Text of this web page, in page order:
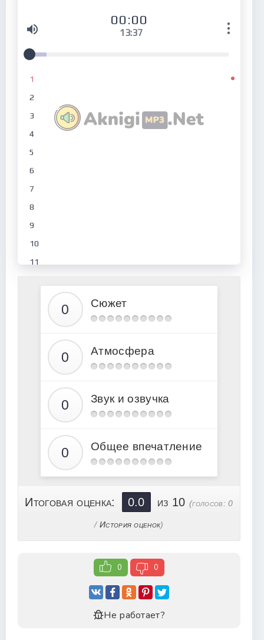
00:00
13:37
1
2
3
4
5
6
7
8
9
10
11
24
Сюжет
Атмосфера
Звук и озвучка
Общее впечатление
Итоговая оценка: 0.0 из 10(голосов:0
/ История оценок)
0 0
Не работает?